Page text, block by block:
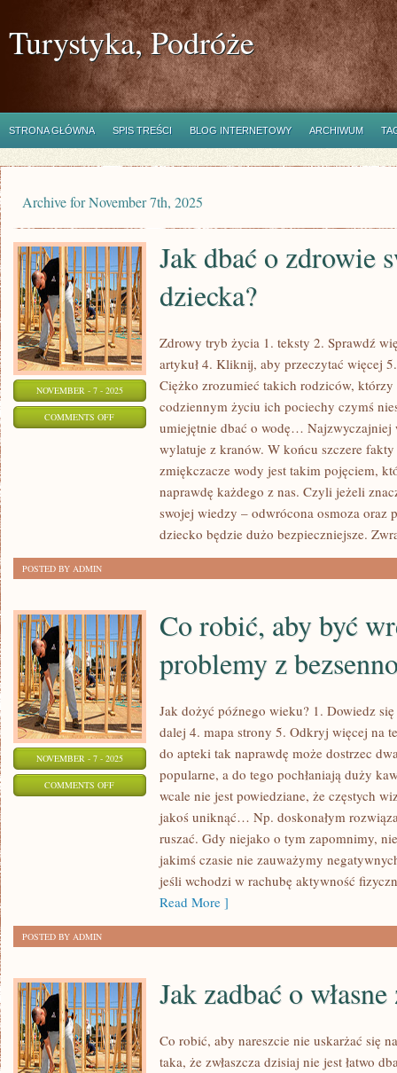
Turystyka, Podróże
STRONA GŁÓWNA SPIS TREŚCI BLOG INTERNETOWY ARCHIWUM
Archive for November 7th, 2025
NOVEMBER - 7 - 2025
COMMENTS OFFON
Jak dbać o zdrowie
dziecka?
Zdrowy tryb życia 1. teksty 2. Sprawdź
artykuł 4. Kliknij, aby przeczytać więcej
Ciężko zrozumieć takich rodziców,
codziennym życiu ich pociechy czymś
umiejętnie dbać o wodę… Najzwyczajniej
wylatuje z kranów. W końcu szczere
zmiękczacze wody jest takim pojęciem,
naprawdę każdego z nas. Czyli jeżeli
swojej wiedzy – odwrócona osmoza oraz
dziecko będzie dużo bezpieczniejsze.
POSTED BY ADMIN
NOVEMBER - 7 - 2025
COMMENTS OFFON
BEZSENNOŚCIĄ?
Co robić, aby być
problemy z
Jak dożyć późnego wieku? 1. Dowiedz
dalej 4. mapa strony 5. Odkryj więcej na
do apteki tak naprawdę może dostrzec
popularne, a do tego pochłaniają duży
wcale nie jest powiedziane, że częstych
jakoś uniknąć… Np. doskonałym
ruszać. Gdy niejako o tym zapomnimy,
jakimś czasie nie zauważymy
jeśli wchodzi w rachubę aktywność
Read More ]
POSTED BY ADMIN
Jak zadbać o
Co robić, aby nareszcie nie uskarżać się
taka, że zwłaszcza dzisiaj nie jest łatwo